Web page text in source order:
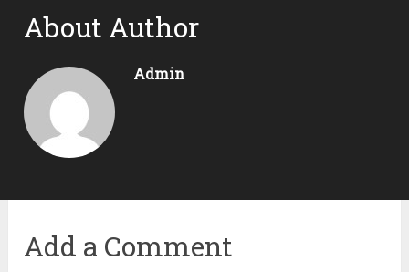
About Author
Admin
Add a Comment